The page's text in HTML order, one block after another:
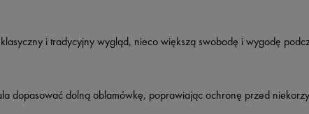
i tradycyjny wygląd, nieco większą swobodę i wygodę
dopasować dolną oblamówkę, poprawiając ochronę przed